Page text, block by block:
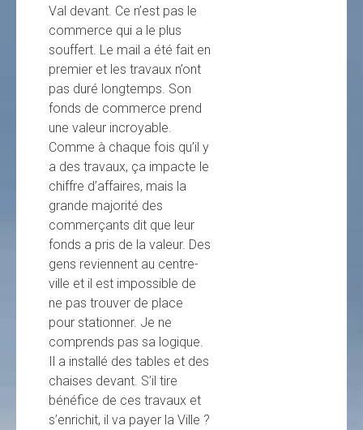
Val devant. Ce n’est pas le
commerce qui a le plus
souffert. Le mail a été fait en
premier et les travaux n’ont
pas duré longtemps. Son
fonds de commerce prend
une valeur incroyable.
Comme à chaque fois qu’il y
a des travaux, ça impacte le
chiffre d’affaires, mais la
grande majorité des
commerçants dit que leur
fonds a pris de la valeur. Des
gens reviennent au centre-
ville et il est impossible de
ne pas trouver de place
pour stationner. Je ne
comprends pas sa logique.
Il a installé des tables et des
chaises devant. S’il tire
bénéfice de ces travaux et
s’enrichit, il va payer la Ville ?